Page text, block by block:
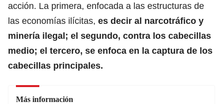
acción. La primera, enfocada a las estructuras de
las economías ilícitas, es decir al narcotráfico y
minería ilegal; el segundo, contra los cabecillas
medio; el tercero, se enfoca en la captura de los
cabecillas principales.
Más información